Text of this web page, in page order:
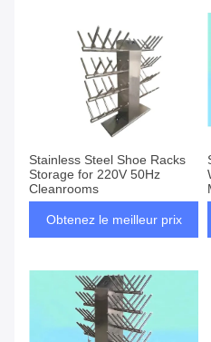
Stainless Steel Shoe Racks
Storage for 220V 50Hz
Cleanrooms
Obtenez le meilleur prix